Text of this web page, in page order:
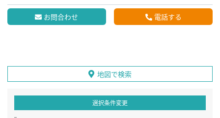
お問合わせ 電話する
地図で検索
選択条件変更